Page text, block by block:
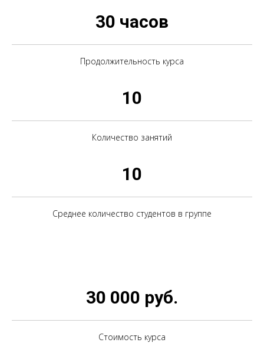
30 часов
Продолжительность курса
10
Количество занятий
10
Среднее количество студентов в группе
30 000 руб.
Стоимость курса